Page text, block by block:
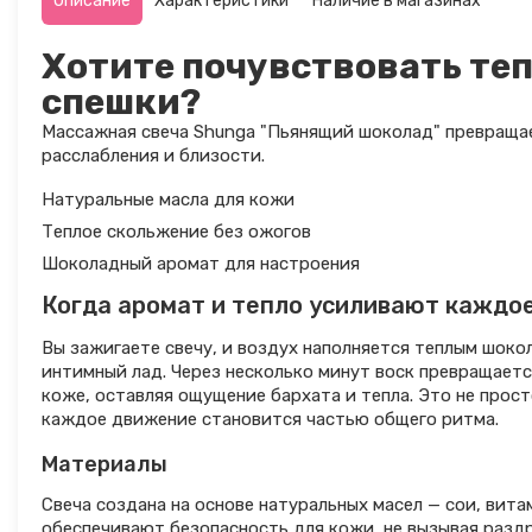
Хотите почувствовать
спешки?
Массажная свеча Shunga "Пьянящий шоколад"
расслабления и близости.
Натуральные масла для кожи
Теплое скольжение без ожогов
Шоколадный аромат для настроения
Когда аромат и тепло усиливают
Вы зажигаете свечу, и воздух наполняется теплым
интимный лад. Через несколько минут воск
коже, оставляя ощущение бархата и тепла. Это не
каждое движение становится частью общего ритма.
Материалы
Свеча создана на основе натуральных масел — сои,